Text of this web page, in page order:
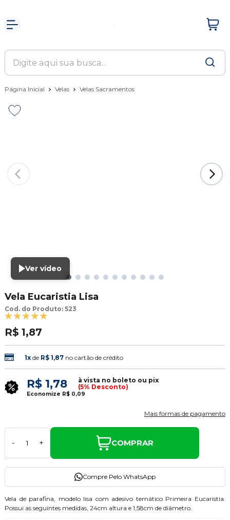
Página Inicial Velas Velas Sacramentos
Ver vídeo
Vela Eucaristia Lisa
Cod. do Produto: 523
R$ 1,87
1xde R$ 1,87 no cartão de crédito
R$ 1,78
à vista no boleto ou pix
(5% Desconto)
Economize R$ 0,09
Mais formas de pagamento
- + COMPRAR
Compre Pelo WhatsApp
Vela de parafina, modelo lisa com adesivo temático Primeira Eucaristia.
Possui as seguintes medidas, 24cm altura e 1,58cm de diâmetro.